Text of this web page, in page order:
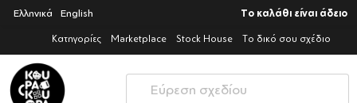
Ελληνικά English Το καλάθι είναι άδειο
Κατηγορίες Marketplace Stock House Το δικό σου σχέδιο